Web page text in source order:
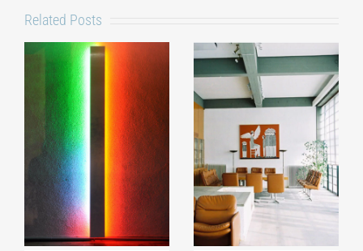
Related Posts